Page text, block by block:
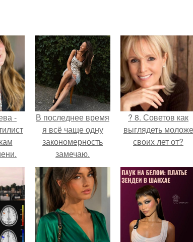
-
В последнее время
я всё чаще одну
закономерность
замечаю.
? 8. Советов как
выглядеть моложе
своих лет от?